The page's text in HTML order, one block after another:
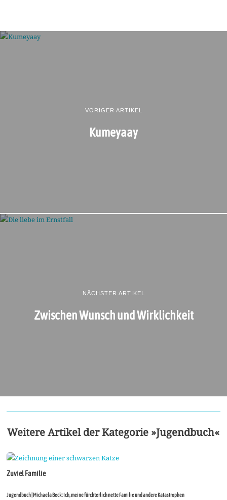
VORIGER ARTIKEL
Kumeyaay
NÄCHSTER ARTIKEL
Zwischen Wunsch und Wirklichkeit
Weitere Artikel der Kategorie »Jugendbuch«
Zuviel Familie
Jugendbuch | Michaela Beck: Ich, meine fürchterlich nette Familie und andere Katastrophen